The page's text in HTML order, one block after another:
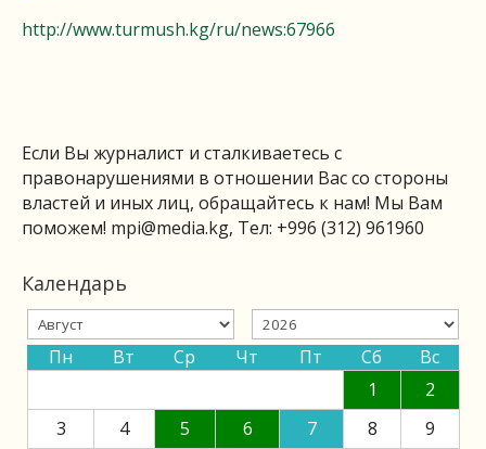
http://www.turmush.kg/ru/news:67966
Если Вы журналист и сталкиваетесь с
правонарушениями в отношении Вас со стороны
властей и иных лиц, обращайтесь к нам! Мы Вам
поможем! mpi@media.kg, Тел: +996 (312) 961960
Календарь
Пн Вт Ср Чт Пт Сб
Вс
1
2
3
4 5 6 7 8
9